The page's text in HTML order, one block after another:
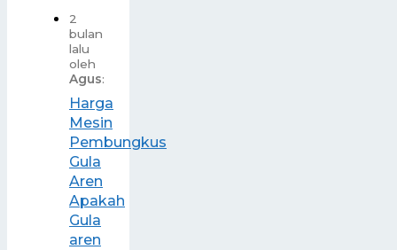
2
bulan
lalu
oleh
Agus:
Harga
Mesin
Pembungkus
Gula
Aren
Apakah
Gula
aren